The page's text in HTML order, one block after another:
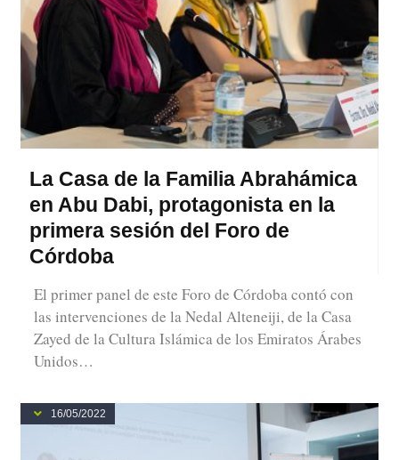
La Casa de la Familia Abrahámica
en Abu Dabi, protagonista en la
primera sesión del Foro de
Córdoba
El primer panel de este Foro de Córdoba contó con
las intervenciones de la Nedal Alteneiji, de la Casa
Zayed de la Cultura Islámica de los Emiratos Árabes
Unidos…
16/05/2022